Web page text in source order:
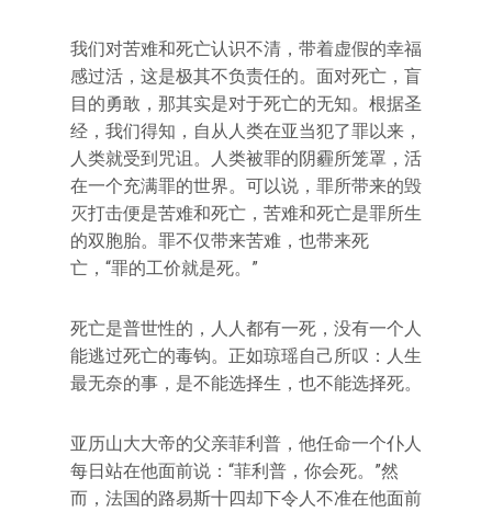
我们对苦难和死亡认识不清，带着虚假的幸福
感过活，这是极其不负责任的。面对死亡，盲
目的勇敢，那其实是对于死亡的无知。根据圣
经，我们得知，自从人类在亚当犯了罪以来，
人类就受到咒诅。人类被罪的阴霾所笼罩，活
在一个充满罪的世界。可以说，罪所带来的毁
灭打击便是苦难和死亡，苦难和死亡是罪所生
的双胞胎。罪不仅带来苦难，也带来死
亡，“罪的工价就是死。”
死亡是普世性的，人人都有一死，没有一个人
能逃过死亡的毒钩。正如琼瑶自己所叹：人生
最无奈的事，是不能选择生，也不能选择死。
亚历山大大帝的父亲菲利普，他任命一个仆人
每日站在他面前说：“菲利普，你会死。”然
而，法国的路易斯十四却下令人不准在他面前